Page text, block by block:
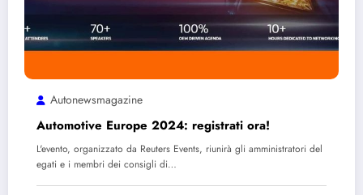
Autonewsmagazine
Automotive Europe 2024: registrati ora!
L'evento, organizzato da Reuters Events, riunirà gli amministratori del
egati e i membri dei consigli di…